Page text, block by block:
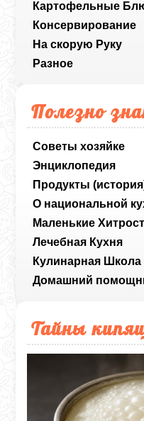
Картофельные
Консервирование
На скорую Руку
Разное
Полезно
Советы хозяйке
Энциклопедия
Продукты
О национальной
Маленькие
Лечебная Кухня
Кулинарная Школа
Домашний
Тайны